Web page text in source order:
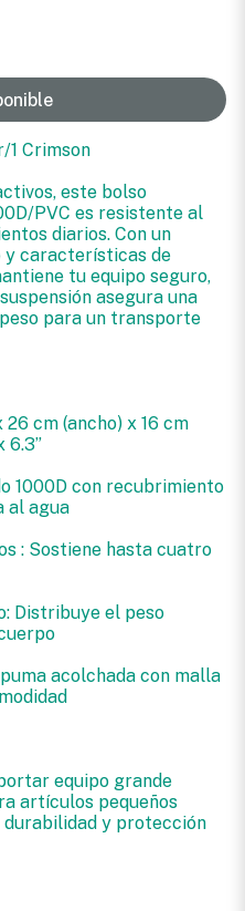
1 Crimson
este bolso
PVC es resistente al
diarios. Con un
y características de
tu equipo seguro,
asegura una
para un transporte
26 cm (ancho) x 16 cm
6.3”
1000D con recubrimiento
al agua
: Sostiene hasta cuatro
Distribuye el peso
acolchada con malla
equipo grande
artículos pequeños
y protección